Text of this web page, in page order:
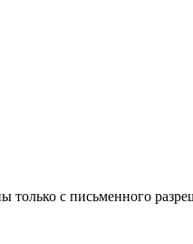
только с письменного